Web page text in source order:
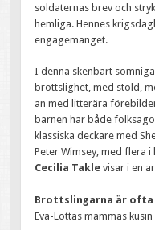
soldaternas brev och
hemliga. Hennes
engagemanget.
I denna skenbart
brottslighet, med stöld,
an med litterära
barnen har både
klassiska deckare med
Peter Wimsey, med flera
Cecilia Taklevisar i en
Brottslingarna är
Eva-Lottas mammas kusin